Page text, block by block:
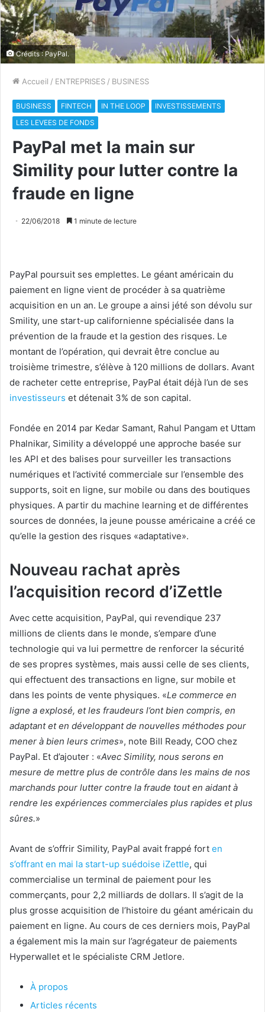
Crédits : PayPal.
Accueil / ENTREPRISES / BUSINESS
BUSINESS FINTECH IN THE LOOP
INVESTISSEMENTS
LES LEVEES DE FONDS
PayPal met la main sur
Simility pour lutter contre la
fraude en ligne
22/06/2018 1 minute de lecture
PayPal poursuit ses emplettes. Le géant américain du
paiement en ligne vient de procéder à sa quatrième
acquisition en un an. Le groupe a ainsi jété son dévolu sur
Smility, une start-up californienne spécialisée dans la
prévention de la fraude et la gestion des risques. Le
montant de l’opération, qui devrait être conclue au
troisième trimestre, s’élève à 120 millions de dollars. Avant
de racheter cette entreprise, PayPal était déjà l’un de ses
investisseurs et détenait 3% de son capital.
Fondée en 2014 par Kedar Samant, Rahul Pangam et Uttam
Phalnikar, Simility a développé une approche basée sur
les API et des balises pour surveiller les transactions
numériques et l’activité commerciale sur l’ensemble des
supports, soit en ligne, sur mobile ou dans des boutiques
physiques. A partir du machine learning et de différentes
sources de données, la jeune pousse américaine a créé ce
qu’elle la gestion des risques «adaptative».
Nouveau rachat après
l’acquisition record d’iZettle
Avec cette acquisition, PayPal, qui revendique 237
millions de clients dans le monde, s’empare d’une
technologie qui va lui permettre de renforcer la sécurité
de ses propres systèmes, mais aussi celle de ses clients,
qui effectuent des transactions en ligne, sur mobile et
dans les points de vente physiques. «Le commerce en
ligne a explosé, et les fraudeurs l’ont bien compris, en
adaptant et en développant de nouvelles méthodes pour
mener à bien leurs crimes», note Bill Ready, COO chez
PayPal. Et d’ajouter : «Avec Simility, nous serons en
mesure de mettre plus de contrôle dans les mains de nos
marchands pour lutter contre la fraude tout en aidant à
rendre les expériences commerciales plus rapides et plus
sûres.»
Avant de s’offrir Simility, PayPal avait frappé fort en
s’offrant en mai la start-up suédoise iZettle, qui
commercialise un terminal de paiement pour les
commerçants, pour 2,2 milliards de dollars. Il s’agit de la
plus grosse acquisition de l’histoire du géant américain du
paiement en ligne. Au cours de ces derniers mois, PayPal
a également mis la main sur l’agrégateur de paiements
Hyperwallet et le spécialiste CRM Jetlore.
À propos
Articles récents